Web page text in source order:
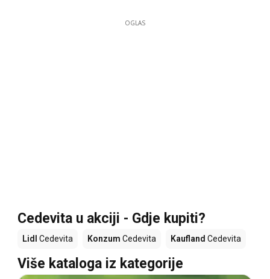
OGLAS
Cedevita u akciji - Gdje kupiti?
Lidl Cedevita Konzum Cedevita Kaufland Cedevita
Više kataloga iz kategorije